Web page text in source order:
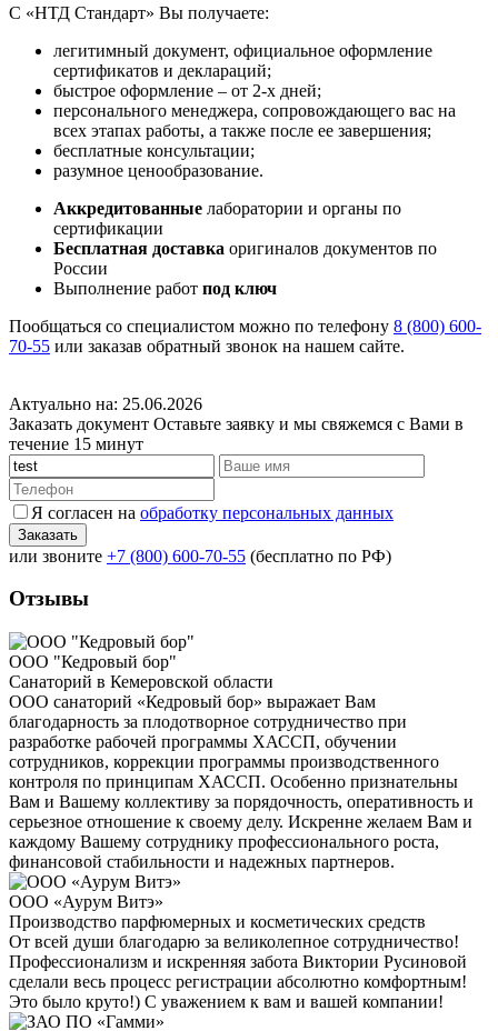
С «НТД Стандарт» Вы получаете:
легитимный документ, официальное оформление
сертификатов и деклараций;
быстрое оформление – от 2-х дней;
персонального менеджера, сопровождающего вас на
всех этапах работы, а также после ее завершения;
бесплатные консультации;
разумное ценообразование.
Аккредитованные лаборатории и органы по
сертификации
Бесплатная доставка оригиналов документов по
России
Выполнение работ под ключ
Пообщаться со специалистом можно по телефону 8 (800) 600-
70-55 или заказав обратный звонок на нашем сайте.
Актуально на: 25.06.2026
Заказать документ Оставьте заявку и мы свяжемся с Вами в
течение 15 минут
Я согласен на обработку персональных данных
или звоните +7 (800) 600-70-55 (бесплатно по РФ)
Отзывы
ООО "Кедровый бор"
Санаторий в Кемеровской области
ООО санаторий «Кедровый бор» выражает Вам
благодарность за плодотворное сотрудничество при
разработке рабочей программы ХАССП, обучении
сотрудников, коррекции программы производственного
контроля по принципам ХАССП. Особенно признательны
Вам и Вашему коллективу за порядочность, оперативность и
серьезное отношение к своему делу. Искренне желаем Вам и
каждому Вашему сотруднику профессионального роста,
финансовой стабильности и надежных партнеров.
ООО «Аурум Витэ»
Производство парфюмерных и косметических средств
От всей души благодарю за великолепное сотрудничество!
Профессионализм и искренняя забота Виктории Русиновой
сделали весь процесс регистрации абсолютно комфортным!
Это было круто!) С уважением к вам и вашей компании!